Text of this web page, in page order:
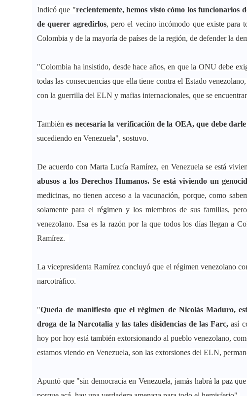
Indicó que "recientemente, hemos visto cómo los
de querer agredirlos, pero el vecino incómodo que existe para
Colombia y de la mayoría de países de la región, de defender la
"Colombia ha insistido, desde hace años, en que la ONU debe
todas las consecuencias que ella tiene contra el Estado
con la guerrilla del ELN y mafias internacionales, que se
También es necesaria la verificación de la OEA, que debe
sucediendo en Venezuela", sostuvo.
De acuerdo con Marta Lucía Ramírez, en Venezuela se está
abusos a los Derechos Humanos. Se está viviendo un
medicinas, no tienen acceso a la vacunación, porque, como
solamente para el régimen y los miembros de sus familias,
venezolano. Esa es la razón por la que todos los días llegan a
Ramírez.
La vicepresidenta Ramírez concluyó que el régimen venezolano
narcotráfico.
"Queda de manifiesto que el régimen de Nicolás Maduro,
droga de la Narcotalia y las tales disidencias de las Farc, así
hoy por hoy está también extorsionando al pueblo venezolano,
estamos viendo en Venezuela, son las extorsiones del ELN,
Apuntó que "sin democracia en Venezuela, jamás habrá la paz